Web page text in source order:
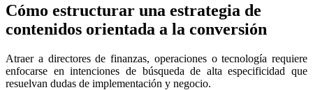
Cómo estructurar una estrategia de
contenidos orientada a la conversión
Atraer a directores de finanzas, operaciones o tecnología requiere
enfocarse en intenciones de búsqueda de alta especificidad que
resuelvan dudas de implementación y negocio.